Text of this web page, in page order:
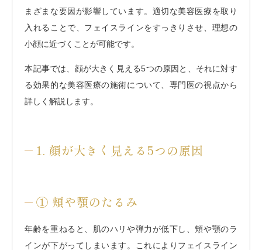
まざまな要因が影響しています。適切な美容医療を取り
入れることで、フェイスラインをすっきりさせ、理想の
小顔に近づくことが可能です。
本記事では、顔が大きく見える5つの原因と、それに対す
る効果的な美容医療の施術について、専門医の視点から
詳しく解説します。
1. 顔が大きく見える5つの原因
① 頬や顎のたるみ
年齢を重ねると、肌のハリや弾力が低下し、頬や顎のラ
インが下がってしまいます。これによりフェイスライン